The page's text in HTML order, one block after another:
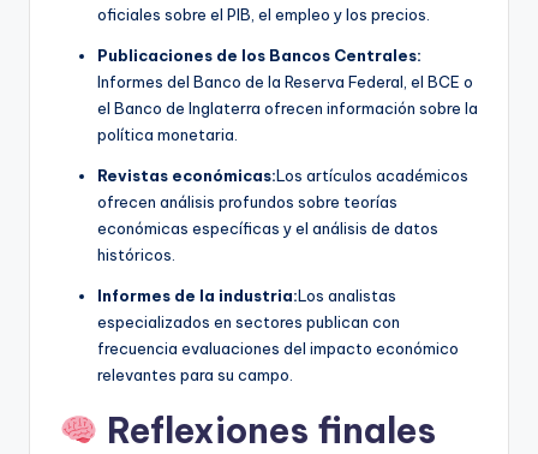
oficiales sobre el PIB, el empleo y los precios.
Publicaciones de los Bancos Centrales:
Informes del Banco de la Reserva Federal, el BCE o
el Banco de Inglaterra ofrecen información sobre la
política monetaria.
Revistas económicas:Los artículos académicos
ofrecen análisis profundos sobre teorías
económicas específicas y el análisis de datos
históricos.
Informes de la industria:Los analistas
especializados en sectores publican con
frecuencia evaluaciones del impacto económico
relevantes para su campo.
Reflexiones finales